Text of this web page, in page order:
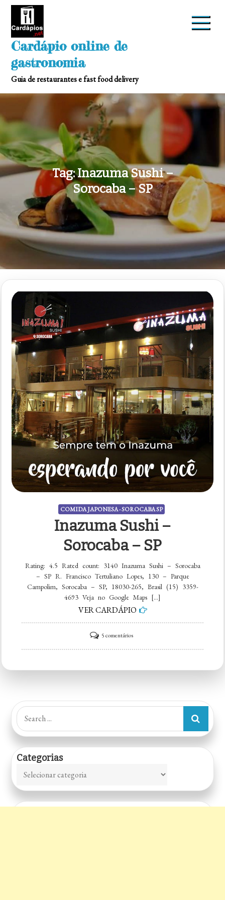
Skip
Cardápio online de
gastronomia
Guia de restaurantes e fast food delivery
Tag:Inazuma Sushi –
Sorocaba – SP
COMIDA JAPONESA - SOROCABA SP
Inazuma Sushi –
Sorocaba – SP
Rating: 4.5 Rated count: 3140 Inazuma Sushi – Sorocaba
– SP R. Francisco Tertuliano Lopes, 130 – Parque
Campolim, Sorocaba – SP, 18030-265, Brasil (15) 3359-
4693 Veja no Google Maps […]
VER CARDÁPIO
5 comentáriosem
Inazuma
–
Search
for:
Categorias
Categorias